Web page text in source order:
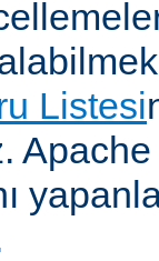
Listesi
Apache